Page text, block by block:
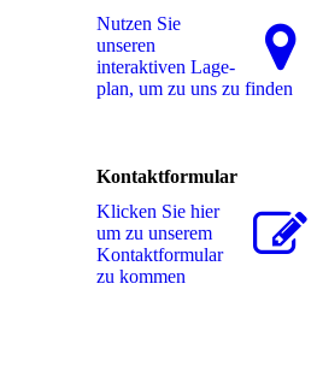
Nutzen Sie
unseren
interaktiven La­ge­
plan, um zu uns zu finden
Kontaktformular
Klicken Sie hier
um zu unserem
Kon­takt­for­mu­lar
zu kommen